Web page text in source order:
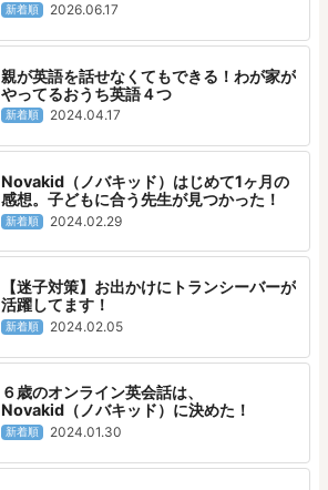
新着順 2026.06.17
親が英語を話せなくてもできる！わが家が
やってるおうち英語４つ
新着順 2024.04.17
Novakid（ノバキッド）はじめて1ヶ月の
感想。子どもに合う先生が見つかった！
新着順 2024.02.29
【迷子対策】お出かけにトランシーバーが
活躍してます！
新着順 2024.02.05
６歳のオンライン英会話は、
Novakid（ノバキッド）に決めた！
新着順 2024.01.30